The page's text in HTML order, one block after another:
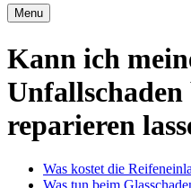
Menu
Kann ich
reparieren
Was kostet die